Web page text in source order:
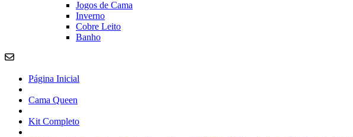
Jogos de Cama
Inverno
Cobre Leito
Banho
Página Inicial
Cama Queen
Kit Completo